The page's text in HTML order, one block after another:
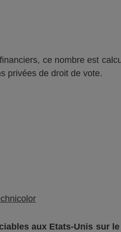
ce nombre est
privées de droit de vote.
aux Etats-Unis sur le